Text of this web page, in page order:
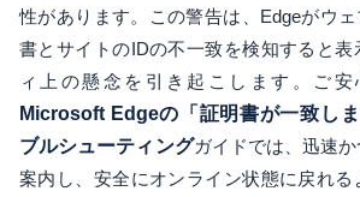
性があります。この警告は、Edgeがウ
書とサイトのIDの不一致を検知すると表
ィ上の懸念を引き起こします。ご
Microsoft Edgeの「証明書が一致し
ブルシューティングガイドでは、迅速
案内し、安全にオンライン状態に戻れ